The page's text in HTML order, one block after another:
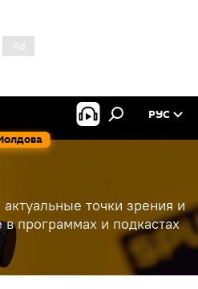
РУС
точки зрения и
программах и подкастах